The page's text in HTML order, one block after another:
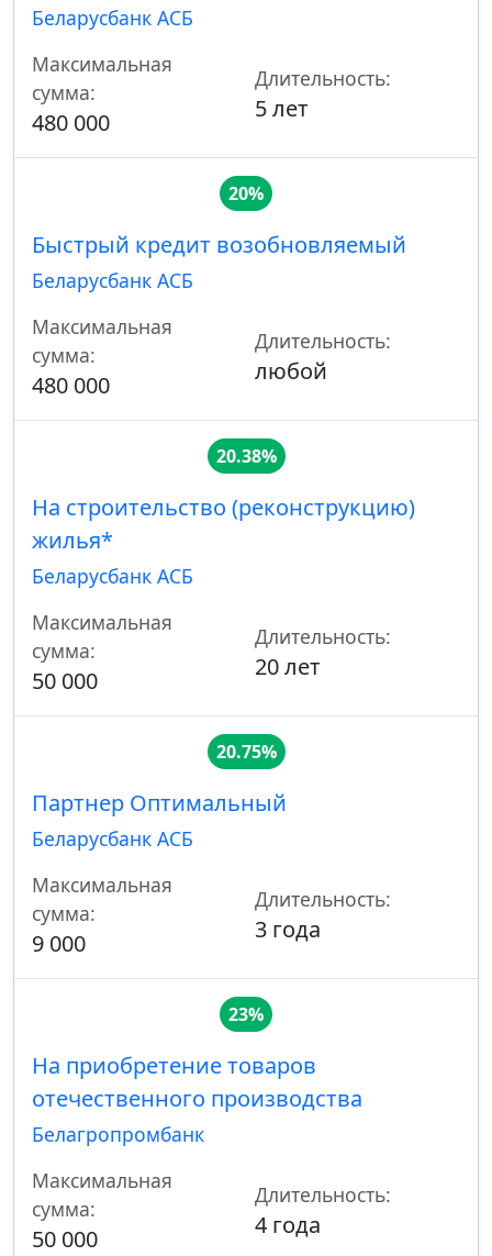
Беларусбанк АСБ
Максимальная
сумма:
480 000
Длительность:
5 лет
20%
Быстрый кредит возобновляемый
Беларусбанк АСБ
Максимальная
сумма:
480 000
Длительность:
любой
20.38%
На строительство (реконструкцию)
жилья*
Беларусбанк АСБ
Максимальная
сумма:
50 000
Длительность:
20 лет
20.75%
Партнер Оптимальный
Беларусбанк АСБ
Максимальная
сумма:
9 000
Длительность:
3 года
23%
На приобретение товаров
отечественного производства
Белагропромбанк
Максимальная
сумма:
50 000
Длительность:
4 года